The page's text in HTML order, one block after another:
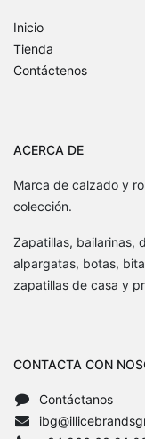
Inicio
Tienda
Contáctenos
ACERCA DE
Marca de calzado y
colección.
Zapatillas, bailarinas,
alpargatas, botas,
zapatillas de casa y
CONTACTA CON
Contáctanos